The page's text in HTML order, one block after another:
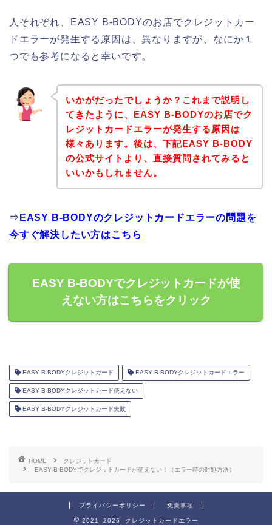
人それぞれ、EASY B-BODYのお店でクレジットカー
ドエラーが発生する原因は、異なりますが、なにか１
つでも参考になると幸いです。
いかがだったでしょうか？これまで説明し
てきたように、EASY B-BODYのお店でク
レジットカードエラーが発生する原因は
様々あります。後は、下記EASY B-BODY
の公式サイトより、直接質問されてみると
いいかもしれません。
⇒ EASY B-BODYのクレジットカードエラーの問題を
今すぐ解決したい方はこちら
EASY B-BODYでクレジットカードが使
えない方はこちらをクリック
EASY B-BODYクレジットカード EASY B-BODYクレジットカードエラー
EASY B-BODYクレジットカード使えない
EASY B-BODYクレジットカード失敗
HOME
クレジットカード
EASY B-BODYでクレジットカードが使えない！（エラー時の対処方法）
プライバシーポリシー 免責事項
2021–2026 クレジットカードエラー